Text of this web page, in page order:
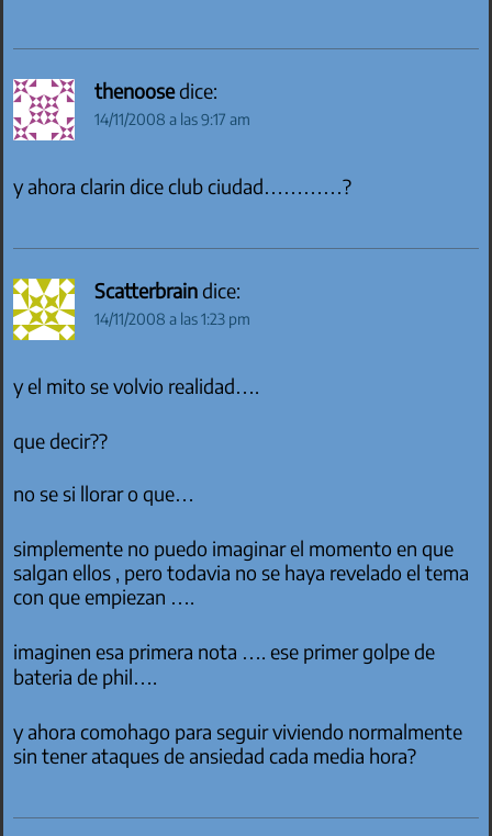
thenoosedice:
14/11/2008 a las 9:17 am
y ahora clarin dice club ciudad…………?
Scatterbraindice:
14/11/2008 a las 1:23 pm
y el mito se volvio realidad….
que decir??
no se si llorar o que…
simplemente no puedo imaginar el momento en que
salgan ellos , pero todavia no se haya revelado el tema
con que empiezan ….
imaginen esa primera nota …. ese primer golpe de
bateria de phil….
y ahora comohago para seguir viviendo normalmente
sin tener ataques de ansiedad cada media hora?